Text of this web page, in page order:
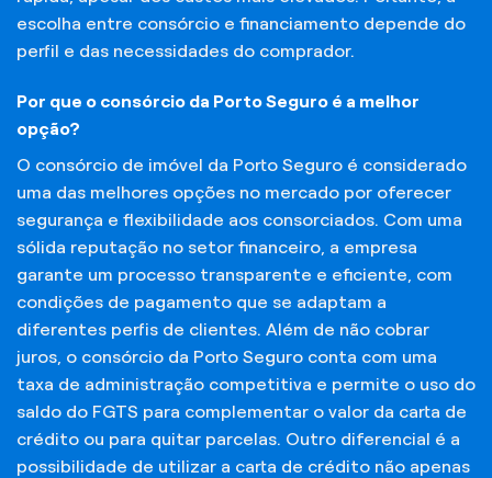
escolha entre consórcio e financiamento depende do
perfil e das necessidades do comprador.
Por que o consórcio da Porto Seguro é a melhor
opção?
O consórcio de imóvel da Porto Seguro é considerado
uma das melhores opções no mercado por oferecer
segurança e flexibilidade aos consorciados. Com uma
sólida reputação no setor financeiro, a empresa
garante um processo transparente e eficiente, com
condições de pagamento que se adaptam a
diferentes perfis de clientes. Além de não cobrar
juros, o consórcio da Porto Seguro conta com uma
taxa de administração competitiva e permite o uso do
saldo do FGTS para complementar o valor da carta de
crédito ou para quitar parcelas. Outro diferencial é a
possibilidade de utilizar a carta de crédito não apenas